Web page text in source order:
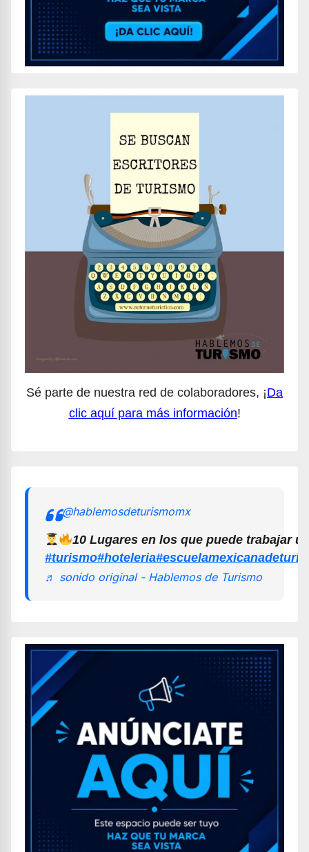
Sé parte de nuestra red de colaboradores, ¡Da
clic aquí para más información!
@hablemosdeturismomx
10 Lugares en los que puede trabajar
#turismo#hoteleria
♬ sonido original - Hablemos de Turismo